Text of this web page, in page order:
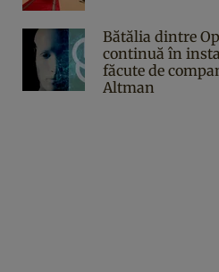
Bătălia dintre
continuă în
făcute de
Altman